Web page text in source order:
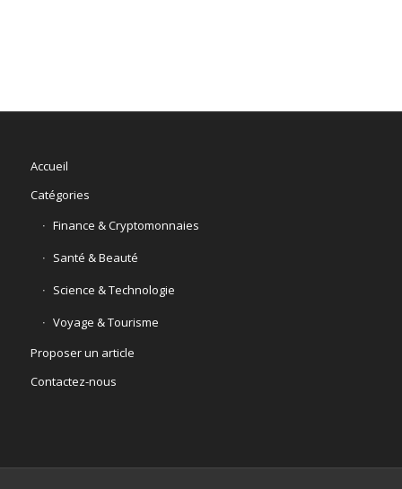
Accueil
Catégories
Finance & Cryptomonnaies
Santé & Beauté
Science & Technologie
Voyage & Tourisme
Proposer un article
Contactez-nous